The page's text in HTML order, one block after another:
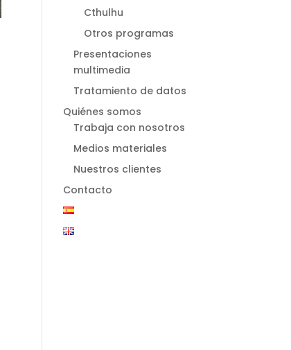
Cthulhu
Otros programas
Presentaciones
multimedia
Tratamiento de datos
Quiénes somos
Trabaja con nosotros
Medios materiales
Nuestros clientes
Contacto